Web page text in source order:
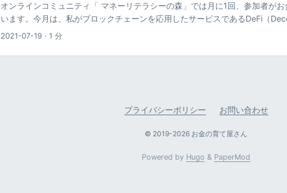
オンラインコミュニティ「 マネーリテラシーの森」では月に1回、参加者が
います。今月は、私がブロックチェーンを応用したサービスであるDeFi（
ファイ、分散型金融）に関するプレゼンを行いました。本記事ではその資料を
ん。 なお、本記事は、DeFiでの資産運用を推奨するものではなく、情報提供
まっており、資産運用や金融に詳しい方が多数いますが、それでも76%が知
ておりますので、ひとまず概念くらいは理解しておこうと思っています。本
イ、分散型金融）とは、ブロックチェーン上で金融サービスを提供するもの
2021-07-19 · 1 分
プライバシーポリシー お問い合わせ
© 2019-2026 お金の育て屋さん
Powered by Hugo & PaperMod